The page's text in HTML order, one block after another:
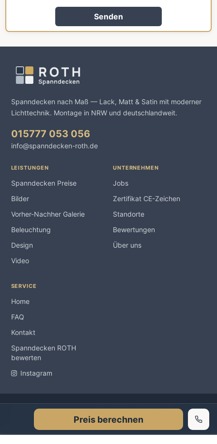
Senden
Spanndecken nach Maß — Lack, Matt & Satin mit moderner
Lichttechnik. Montage in NRW und deutschlandweit.
015777 053 056
info@spanndecken-roth.de
LEISTUNGEN
Spanndecken Preise
Bilder
Vorher-Nachher Galerie
Beleuchtung
Design
Video
UNTERNEHMEN
Jobs
Zertifikat CE-Zeichen
Standorte
Bewertungen
Über uns
SERVICE
Home
FAQ
Kontakt
Spanndecken ROTH
bewerten
Instagram
Copyright Spanndecken ROTH ® 2012-2026 |Impressum|
DatenschutzerklärungPreis berechnen